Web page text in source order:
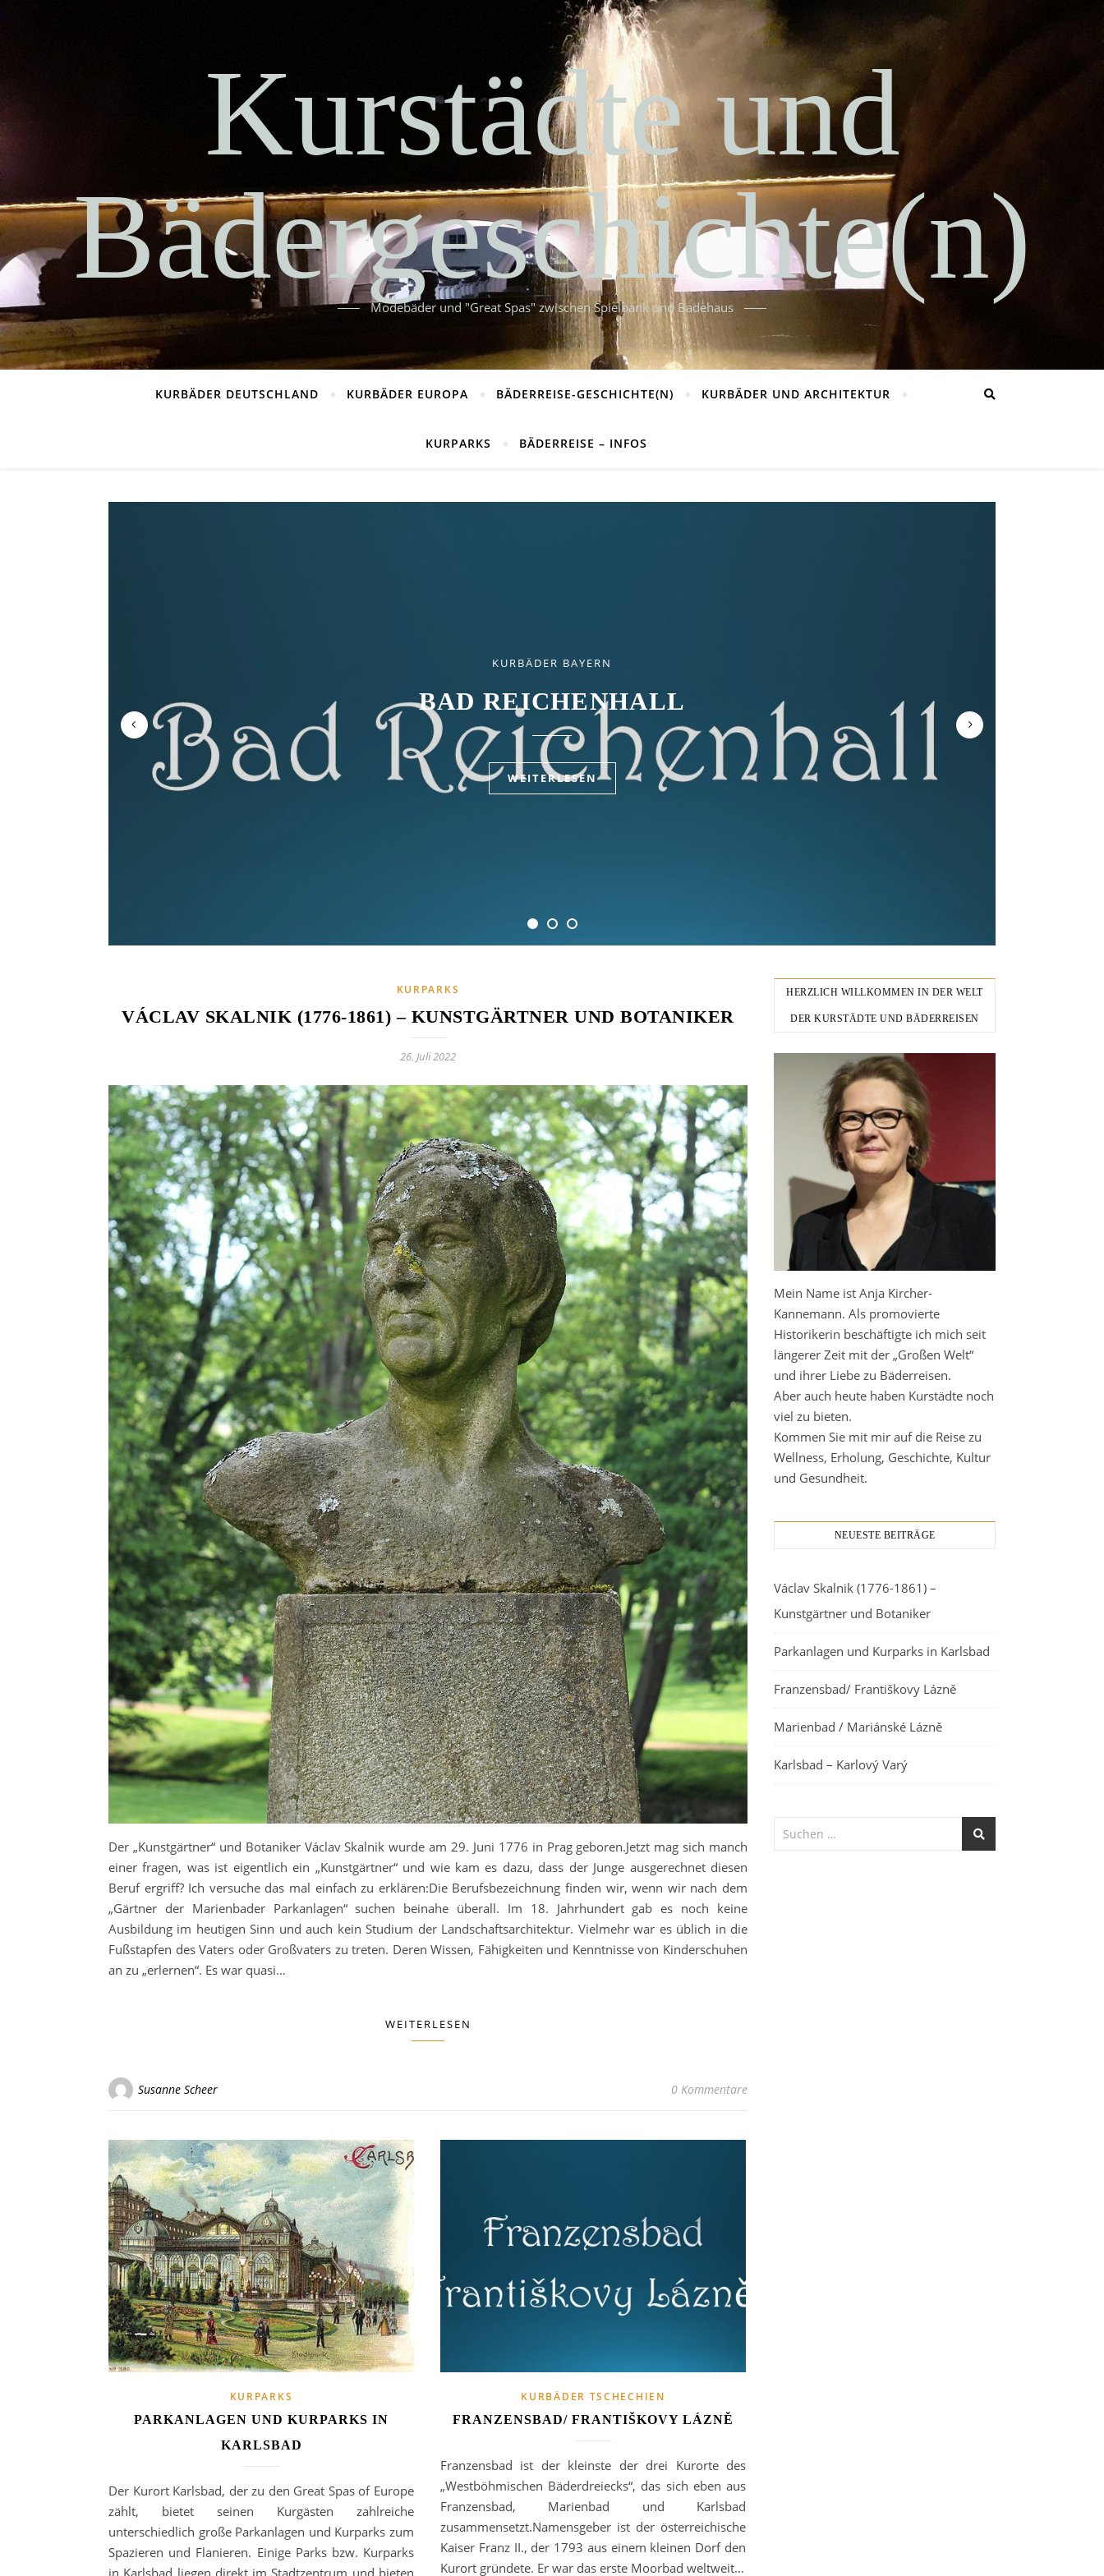
Kurstädte und
Bädergeschichte(n)
Modebäder und "Great Spas" zwischen Spielbank und Badehaus
KURBÄDER DEUTSCHLAND KURBÄDER EUROPA BÄDERREISE-GESCHICHTE(N) KURBÄDER UND ARCHITEKTUR
KURPARKS BÄDERREISE – INFOS
KURBÄDER BAYERN
BAD REICHENHALL
WEITERLESEN
"GROSSE WELT" IM BAD
DIE BAD-UNIFORM AUS BAD BRÜCKENAU
WEITERLESEN
KURBÄDER RHEINLAND-PFALZ
BAD BERTRICH
WEITERLESEN
KURPARKS
VÁCLAV SKALNIK (1776-1861) – KUNSTGÄRTNER UND BOTANIKER
26. Juli 2022
Der „Kunstgärtner“ und Botaniker Václav Skalnik wurde am 29. Juni 1776 in Prag geboren.Jetzt mag sich manch
einer fragen, was ist eigentlich ein „Kunstgärtner“ und wie kam es dazu, dass der Junge ausgerechnet diesen
Beruf ergriff? Ich versuche das mal einfach zu erklären:Die Berufsbezeichnung finden wir, wenn wir nach dem
„Gärtner der Marienbader Parkanlagen“ suchen beinahe überall. Im 18. Jahrhundert gab es noch keine
Ausbildung im heutigen Sinn und auch kein Studium der Landschaftsarchitektur. Vielmehr war es üblich in die
Fußstapfen des Vaters oder Großvaters zu treten. Deren Wissen, Fähigkeiten und Kenntnisse von Kinderschuhen
an zu „erlernen“. Es war quasi…
WEITERLESEN
Susanne Scheer 0 Kommentare
KURPARKS
PARKANLAGEN UND KURPARKS IN
KARLSBAD
Der Kurort Karlsbad, der zu den Great Spas of Europe
zählt, bietet seinen Kurgästen zahlreiche
unterschiedlich große Parkanlagen und Kurparks zum
Spazieren und Flanieren. Einige Parks bzw. Kurparks
in Karlsbad liegen direkt im Stadtzentrum und bieten
KURBÄDER TSCHECHIEN
FRANZENSBAD/ FRANTIŠKOVY LÁZNĚ
Franzensbad ist der kleinste der drei Kurorte des
„Westböhmischen Bäderdreiecks“, das sich eben aus
Franzensbad, Marienbad und Karlsbad
zusammensetzt.Namensgeber ist der österreichische
Kaiser Franz II., der 1793 aus einem kleinen Dorf den
Kurort gründete. Er war das erste Moorbad weltweit…
HERZLICH WILLKOMMEN IN DER WELT
DER KURSTÄDTE UND BÄDERREISEN
Mein Name ist Anja Kircher-
Kannemann. Als promovierte
Historikerin beschäftigte ich mich seit
längerer Zeit mit der „Großen Welt“
und ihrer Liebe zu Bäderreisen.
Aber auch heute haben Kurstädte noch
viel zu bieten.
Kommen Sie mit mir auf die Reise zu
Wellness, Erholung, Geschichte, Kultur
und Gesundheit.
NEUESTE BEITRÄGE
Václav Skalnik (1776-1861) –
Kunstgärtner und Botaniker
Parkanlagen und Kurparks in Karlsbad
Franzensbad/ Františkovy Lázně
Marienbad / Mariánské Lázně
Karlsbad – Karlový Varý